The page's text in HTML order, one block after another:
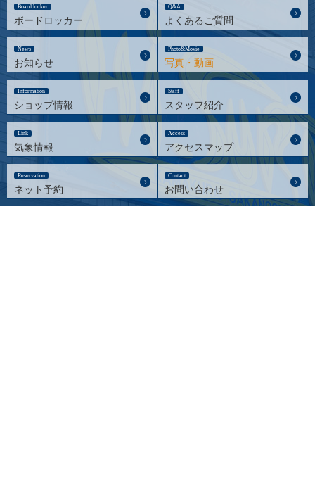
Board locker
ボードロッカー
Q&A
よくあるご質問
News
お知らせ
Photo&Movie
写真・動画
Information
ショップ情報
Staff
スタッフ紹介
Link
気象情報
Access
アクセスマップ
Reservation
ネット予約
Contact
お問い合わせ